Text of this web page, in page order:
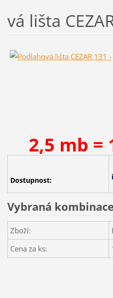
vá lišta
2,5 mb =
Dostupnost:
Vybraná kombinace
Zboží:
Cena za ks: